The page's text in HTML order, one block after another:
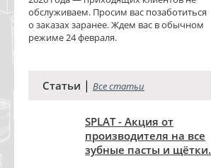
обслуживаем. Просим вас позаботиться
о заказах заранее. Ждем вас в обычном
режиме 24 февраля.
Статьи | Все статьи
SPLAT - Акция от
производителя на все
зубные пасты и щётки.